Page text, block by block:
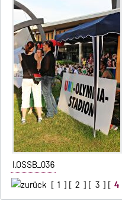
I.OSSB_036
[ 1 ] [ 2 ] [ 3 ] [ 4